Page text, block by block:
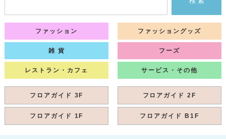
ファッション ファッショングッズ
雑 貨 フーズ
レストラン・カフェ サービス・その他
フロアガイド 3F フロアガイド 2F
フロアガイド 1F フロアガイド B1F